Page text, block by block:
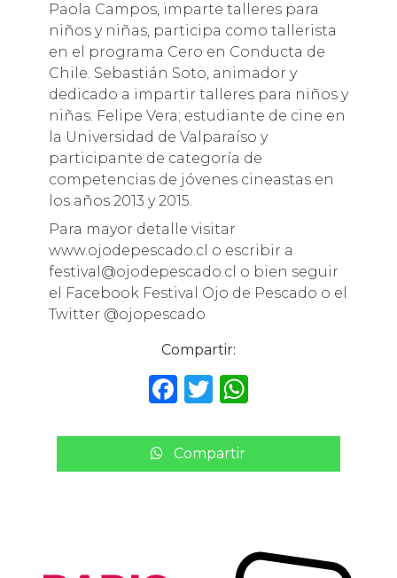
Paola Campos, imparte talleres para
niños y niñas, participa como tallerista
en el programa Cero en Conducta de
Chile. Sebastián Soto, animador y
dedicado a impartir talleres para niños y
niñas. Felipe Vera; estudiante de cine en
la Universidad de Valparaíso y
participante de categoría de
competencias de jóvenes cineastas en
los años 2013 y 2015.
Para mayor detalle visitar
www.ojodepescado.cl o escribir a
festival@ojodepescado.cl o bien seguir
el Facebook Festival Ojo de Pescado o el
Twitter @ojopescado
Compartir:
F
c
e
T
it
te
W
a
ts
p
Compartir